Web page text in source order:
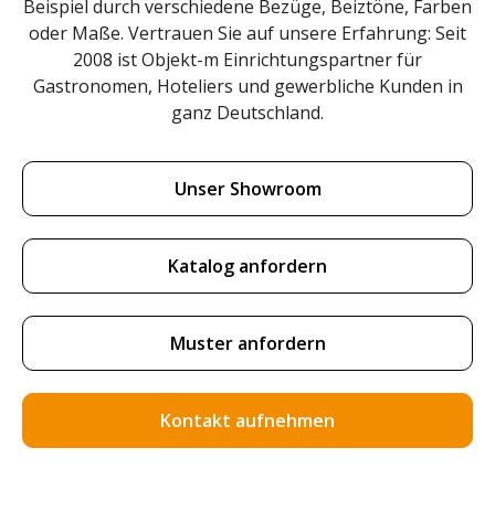
Beispiel durch verschiedene Bezüge, Beiztöne, Farben
oder Maße. Vertrauen Sie auf unsere Erfahrung: Seit
2008 ist Objekt-m Einrichtungspartner für
Gastronomen, Hoteliers und gewerbliche Kunden in
ganz Deutschland.
Unser Showroom
Katalog anfordern
Muster anfordern
Kontakt aufnehmen